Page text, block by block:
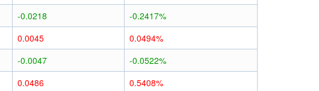
-0.0218
-0.2417%
0.0045
0.0494%
-0.0047
-0.0522%
0.0486
0.5408%